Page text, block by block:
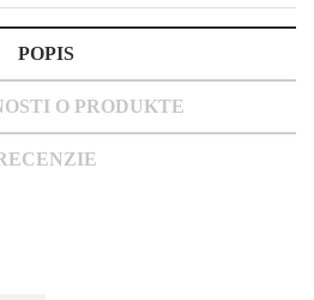
POPIS
O PRODUKTE